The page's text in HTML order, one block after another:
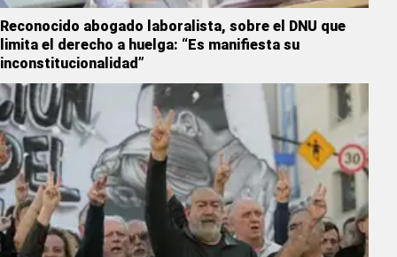
Reconocido abogado laboralista, sobre el DNU que
limita el derecho a huelga: “Es manifiesta su
inconstitucionalidad”